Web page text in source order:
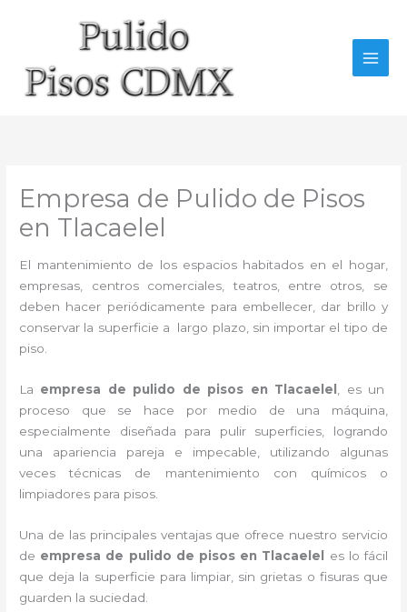
Empresa de Pulido de Pisos
en Tlacaelel
El mantenimiento de los espacios habitados en el hogar,
empresas, centros comerciales, teatros, entre otros, se
deben hacer periódicamente para embellecer, dar brillo y
conservar la superficie a largo plazo, sin importar el tipo de
piso.
La empresa de pulido de pisos en Tlacaelel
, es un
proceso que se hace por medio de una máquina,
especialmente diseñada para pulir superficies, logrando
una apariencia pareja e impecable, utilizando algunas
veces técnicas de mantenimiento con químicos o
limpiadores para pisos.
Una de las principales ventajas que ofrece nuestro servicio
de empresa de pulido de pisos en Tlacaelel es lo fácil
que deja la superficie para limpiar, sin grietas o fisuras que
guarden la suciedad.